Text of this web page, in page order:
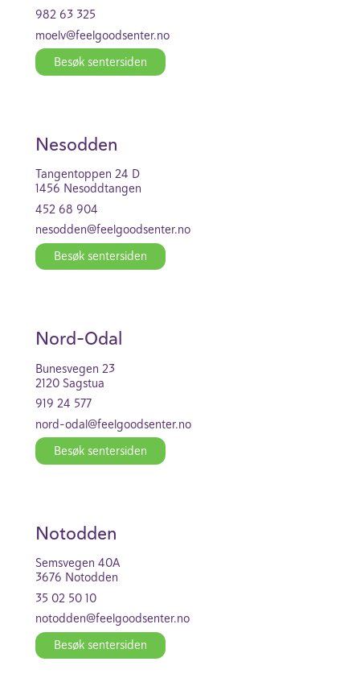
982 63 325
moelv@feel­good­se­nter.no
Besøk senter­siden
Nesodden
Tangent­oppen 24 D
1456 Nesodd­tangen
452 68 904
nesodden@feel­good­se­nter.no
Besøk senter­siden
Nord-Odal
Bune­svegen 23
2120 Sagstua
919 24 577
nord-odal@feel­good­se­nter.no
Besøk senter­siden
Not­odden
Semsvegen 40A
3676 Not­odden
35 02 50 10
not­odden@feel­good­se­nter.no
Besøk senter­siden